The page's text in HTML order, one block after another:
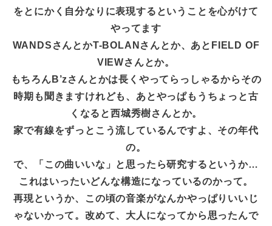
をとにかく自分なりに表現するということを心がけて
やってます
WANDSさんとかT-BOLANさんとか、あとFIELD OF
VIEWさんとか。
もちろんB’zさんとかは長くやってらっしゃるからその
時期も聞きますけれども、あとやっぱもうちょっと古
くなると西城秀樹さんとか。
家で有線をずっとこう流しているんですよ、その年代
の。
で、「この曲いいな」と思ったら研究するというか…
これはいったいどんな構造になっているのかって。
再現というか、この頃の音楽がなんかやっぱりいいじ
ゃないかって。改めて、大人になってから思ったんで